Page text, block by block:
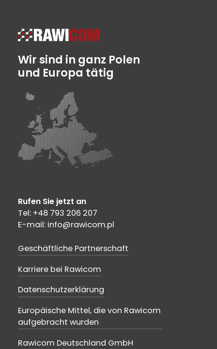
Wir sind in ganz Polen
und Europa tätig
Rufen Sie jetzt an
Tel: +48 793 206 207
E-mail: info@rawicom.pl
Geschäftliche Partnerschaft
Karriere bei Rawicom
Datenschutzerklärung
Europäische Mittel, die von Rawicom
aufgebracht wurden
Rawicom Deutschland GmbH